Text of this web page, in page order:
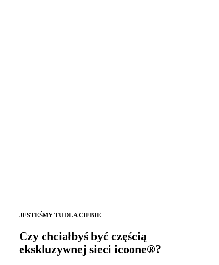
JESTEŚMY TU DLA CIEBIE
Czy chciałbyś być częścią
ekskluzywnej sieci icoone®?